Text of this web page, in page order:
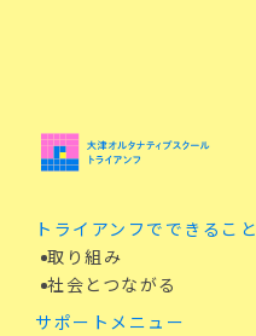
トライアンフでできること
取り組み
社会とつながる
サポートメニュー